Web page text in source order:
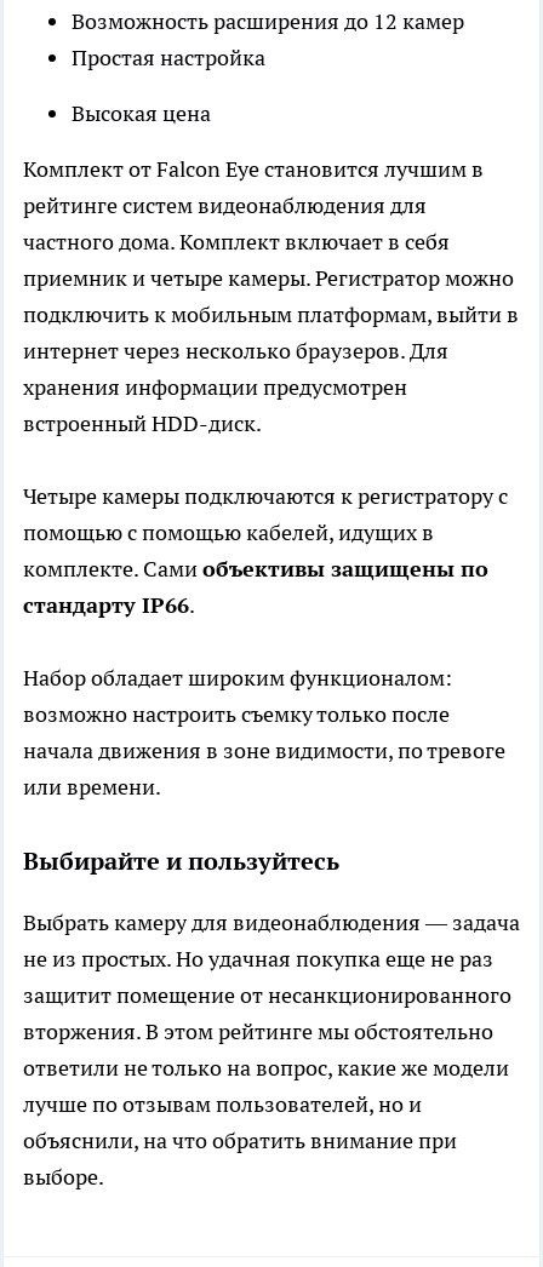
Возможность расширения до 12 камер
Простая настройка
Высокая цена
Комплект от Falcon Eye становится лучшим в
рейтинге систем видеонаблюдения для
частного дома. Комплект включает в себя
приемник и четыре камеры. Регистратор можно
подключить к мобильным платформам, выйти в
интернет через несколько браузеров. Для
хранения информации предусмотрен
встроенный HDD-диск.
Четыре камеры подключаются к регистратору с
помощью с помощью кабелей, идущих в
комплекте. Самиобъективы защищены по
стандарту IP66.
Набор обладает широким функционалом:
возможно настроить съемку только после
начала движения в зоне видимости, по тревоге
или времени.
Выбирайте и пользуйтесь
Выбрать камеру для видеонаблюдения — задача
не из простых. Но удачная покупка еще не раз
защитит помещение от несанкционированного
вторжения. В этом рейтинге мы обстоятельно
ответили не только на вопрос, какие же модели
лучше по отзывам пользователей, но и
объяснили, на что обратить внимание при
выборе.